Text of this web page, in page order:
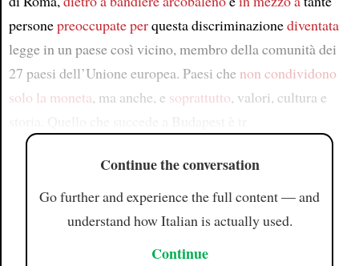
personepreoccupate perquesta discriminazionediventata
legge in un paese così vicino, membro della comunità dei
27 paesi dell’Unione europea. Paesi che non condividono
solo la moneta, ma anche, e soprattutto, valori, cultura e
Continue the conversation
Go further and experience the full content — and
understand how Italian is actually used.
Continue